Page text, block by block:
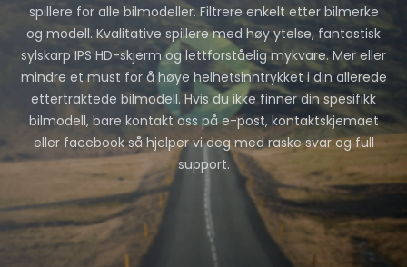
spillere for alle bilmodeller. Filtrere enkelt etter bilmerke
og modell. Kvalitative spillere med høy ytelse, fantastisk
sylskarp IPS HD-skjerm og lettforståelig mykvare. Mer eller
mindre et must for å høye helhetsinntrykket i din allerede
ettertraktede bilmodell. Hvis du ikke finner din spesifikk
bilmodell, bare kontakt oss på e-post, kontaktskjemaet
eller facebook så hjelper vi deg med raske svar og full
support.